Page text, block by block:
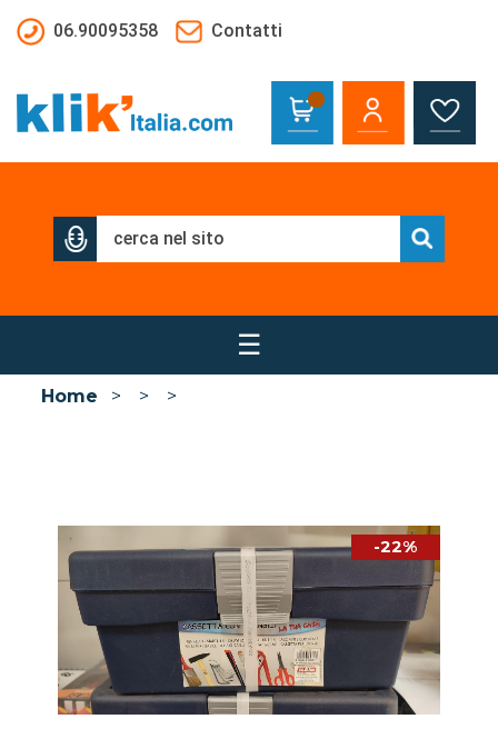
06.90095358
Contatti
☰
Home > > >
-22%